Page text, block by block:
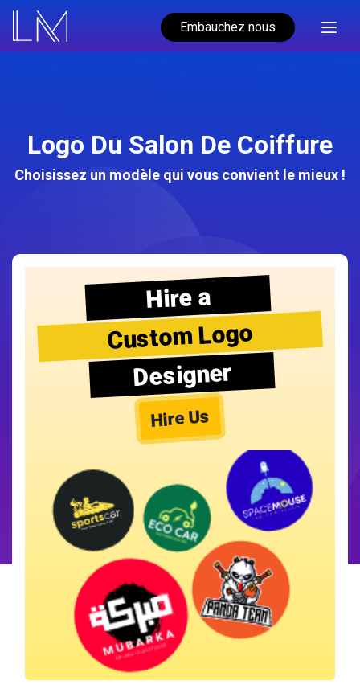
Embauchez nous
Logo Du Salon De Coiffure
Choisissez un modèle qui vous convient le mieux !
Hire a
Custom Logo
Designer
Hire Us